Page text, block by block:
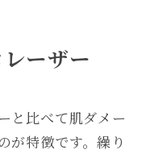
ーザー
と比べて肌ダメー
が特徴です。繰り